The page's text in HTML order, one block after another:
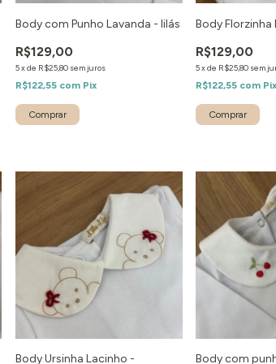
Body com Punho Lavanda - lilás
R$129,00
5xde R$25,80 sem juros
R$122,55 com Pix
Body Florzinha
R$129,00
5xde R$25,80 sem
R$122,55 com
Body Ursinha Lacinho - Body com